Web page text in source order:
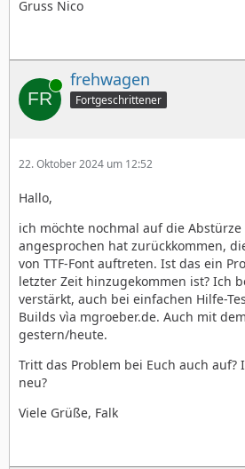
Gruss Nico
Online frehwagen
Fortgeschrittener
22. Oktober 2024 um 12:52
Hallo,
ich möchte nochmal auf die Abstürze
angesprochen hat zurückkommen,
von TTF-Font auftreten. Ist das ein
letzter Zeit hinzugekommen ist? Ich
verstärkt, auch bei einfachen Hilfe-
Builds vìa mgroeber.de. Auch mit
gestern/heute.
Tritt das Problem bei Euch auch auf?
neu?
Viele Grüße, Falk